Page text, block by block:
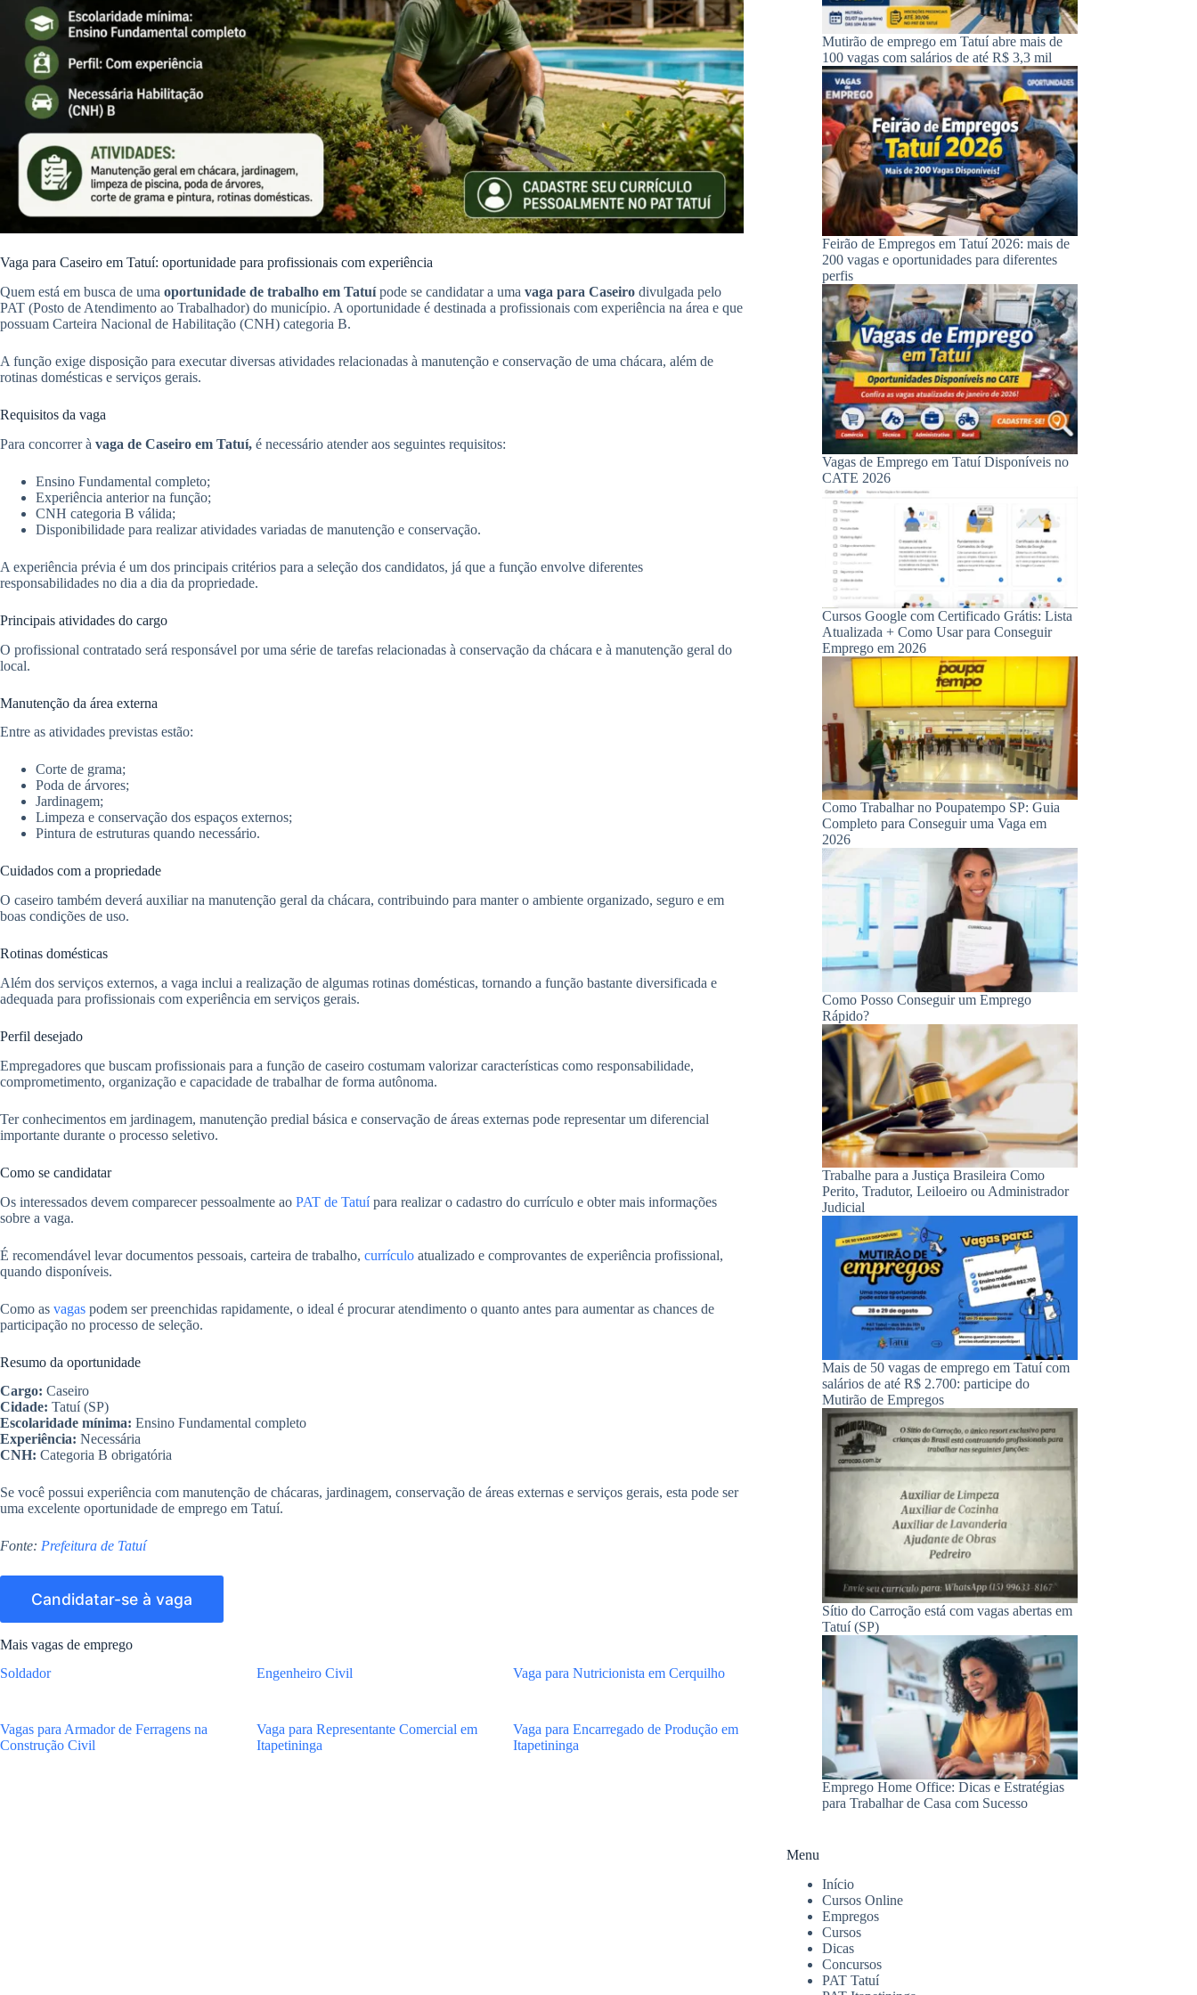
Vaga para Caseiro em Tatuí: oportunidade para profissionais com experiência
Quem está em busca de uma oportunidade de trabalho em Tatuípode se candidatar a uma vaga para Caseiro divulgada pelo
PAT (Posto de Atendimento ao Trabalhador) do município. A oportunidade é destinada a profissionais com experiência na área e que
possuam Carteira Nacional de Habilitação (CNH) categoria B.
A função exige disposição para executar diversas atividades relacionadas à manutenção e conservação de uma chácara, além de
rotinas domésticas e serviços gerais.
Requisitos da vaga
Para concorrer à vaga de Caseiro em Tatuí, é necessário atender aos seguintes requisitos:
Ensino Fundamental completo;
Experiência anterior na função;
CNH categoria B válida;
Disponibilidade para realizar atividades variadas de manutenção e conservação.
A experiência prévia é um dos principais critérios para a seleção dos candidatos, já que a função envolve diferentes
responsabilidades no dia a dia da propriedade.
Principais atividades do cargo
O profissional contratado será responsável por uma série de tarefas relacionadas à conservação da chácara e à manutenção geral do
local.
Manutenção da área externa
Entre as atividades previstas estão:
Corte de grama;
Poda de árvores;
Jardinagem;
Limpeza e conservação dos espaços externos;
Pintura de estruturas quando necessário.
Cuidados com a propriedade
O caseiro também deverá auxiliar na manutenção geral da chácara, contribuindo para manter o ambiente organizado, seguro e em
boas condições de uso.
Rotinas domésticas
Além dos serviços externos, a vaga inclui a realização de algumas rotinas domésticas, tornando a função bastante diversificada e
adequada para profissionais com experiência em serviços gerais.
Perfil desejado
Empregadores que buscam profissionais para a função de caseiro costumam valorizar características como responsabilidade,
comprometimento, organização e capacidade de trabalhar de forma autônoma.
Ter conhecimentos em jardinagem, manutenção predial básica e conservação de áreas externas pode representar um diferencial
importante durante o processo seletivo.
Como se candidatar
Os interessados devem comparecer pessoalmente ao PAT de Tatuípara realizar o cadastro do currículo e obter mais informações
sobre a vaga.
É recomendável levar documentos pessoais, carteira de trabalho, currículo atualizado e comprovantes de experiência profissional,
quando disponíveis.
Como as vagas podem ser preenchidas rapidamente, o ideal é procurar atendimento o quanto antes para aumentar as chances de
participação no processo de seleção.
Resumo da oportunidade
Cargo: Caseiro
Cidade: Tatuí (SP)
Escolaridade mínima: Ensino Fundamental completo
Experiência: Necessária
CNH: Categoria B obrigatória
Se você possui experiência com manutenção de chácaras, jardinagem, conservação de áreas externas e serviços gerais, esta pode ser
uma excelente oportunidade de emprego em Tatuí.
Fonte: Prefeitura de Tatuí
Mais vagas de emprego
Soldador
Engenheiro Civil Vaga para Nutricionista em Cerquilho
Vagas para Armador de Ferragens na
Construção Civil
Vaga para Representante Comercial em
Itapetininga
Vaga para Encarregado de Produção em
Itapetininga
Mutirão de emprego em Tatuí abre mais de
100 vagas com salários de até R$ 3,3 mil
Feirão de Empregos em Tatuí 2026: mais de
200 vagas e oportunidades para diferentes
perfis
Vagas de Emprego em Tatuí Disponíveis no
CATE 2026
Cursos Google com Certificado Grátis: Lista
Atualizada + Como Usar para Conseguir
Emprego em 2026
Como Trabalhar no Poupatempo SP: Guia
Completo para Conseguir uma Vaga em
2026
Como Posso Conseguir um Emprego
Rápido?
Trabalhe para a Justiça Brasileira Como
Perito, Tradutor, Leiloeiro ou Administrador
Judicial
Mais de 50 vagas de emprego em Tatuí com
salários de até R$ 2.700: participe do
Mutirão de Empregos
Sítio do Carroção está com vagas abertas em
Tatuí (SP)
Emprego Home Office: Dicas e Estratégias
para Trabalhar de Casa com Sucesso
Menu
Início
Cursos Online
Empregos
Cursos
Dicas
Concursos
PAT Tatuí